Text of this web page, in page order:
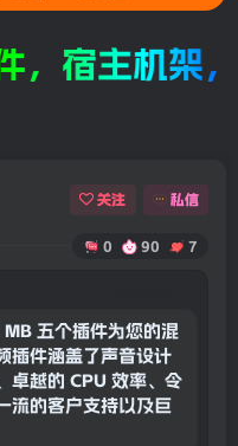
主机架，音
关注 私信
0 90 7
五个插件为您的混
插件涵盖了声音设计
卓越的 CPU 效率、令
流的客户支持以及巨